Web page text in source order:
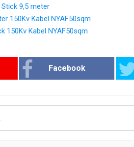
9,5 meter
150Kv Kabel NYAF50sqm
150Kv Kabel NYAF50sqm
Facebook